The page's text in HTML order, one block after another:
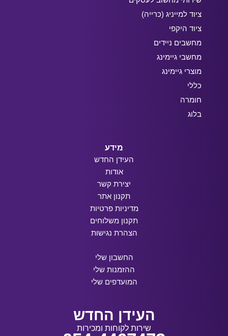
ציוד למייניג (כרייה)
ציוד היקפי
מחשבים ניידים
מחשבי גיימינג
מוצרי גיימינג
כללי
חומרה
בלוג
מידע
העידן החדש
אודות
יצירת קשר
תקנון אתר
מדיניות פרטיות
תקנון משלוחים
הצהרת נגישות
החשבון שלי
ההזמנות שלי
המועדפים שלי
העידן החדש
שירות לקוחות ומכירות